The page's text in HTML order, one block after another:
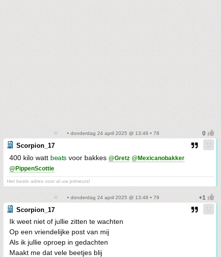
• donderdag 24 april 2025 @ 13:46 • 78
Scorpion_17
400 kilo watt beatsvoor bakkes @Gretz @Mexicanobakker
@PippenScottie
Het beste adres voor al uw primeurs!
• donderdag 24 april 2025 @ 13:48 • 79
Scorpion_17
Ik weet niet of jullie zitten te wachten
Op een vriendelijke post van mij
Als ik jullie oproep in gedachten
Maakt me dat vele beetjes blij